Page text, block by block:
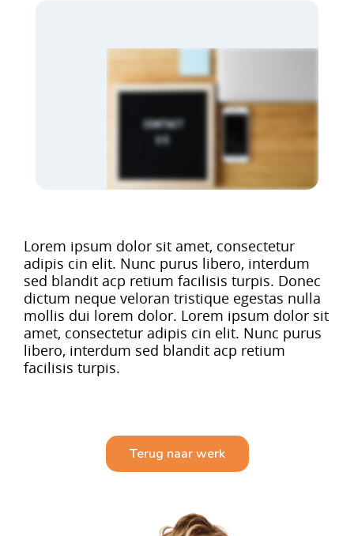
Lorem ipsum dolor sit amet, consectetur
adipis cin elit. Nunc purus libero, interdum
sed blandit acp retium facilisis turpis. Donec
dictum neque veloran tristique egestas nulla
mollis dui lorem dolor. Lorem ipsum dolor sit
amet, consectetur adipis cin elit. Nunc purus
libero, interdum sed blandit acp retium
facilisis turpis.
Terug naar werk